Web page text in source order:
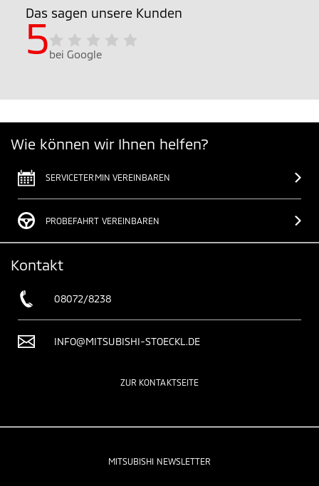
Das sagen unsere Kunden
5bei Google
Wie können wir Ihnen helfen?
SERVICETERMIN VEREINBAREN
PROBEFAHRT VEREINBAREN
Kontakt
08072/8238
INFO@MITSUBISHI-STOECKL.DE
ZUR KONTAKTSEITE
MITSUBISHI NEWSLETTER